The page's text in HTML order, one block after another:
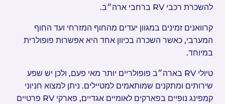
להשכרת רכבי RV ברחבי ארה״ב.
קרוואנים זמינים במגוון יעדים מהחוף המזרחי ועד החוף
המערבי, כאשר השכרה בכיוון אחד היא אפשרות פופולרית
במיוחד.
טיולי RV בארה״ב פופולריים יותר מאי פעם, ולכן יש שפע
שירותים ומתקנים שמותאמים למטיילים. ניתן למצוא חניוני
קמפינג נופיים בפארקים לאומיים אגדיים, פארקי RV פרטיים